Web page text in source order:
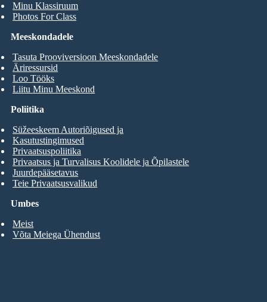
Minu Klassiruum
Photos For Class
Meeskondadele
Tasuta Prooviversioon Meeskondadele
Äriressursid
Loo Tööks
Liitu Minu Meeskond
Umbes
Meist
Võta Meiega Ühendust
Poliitika
Süžeeskeem Autoriõigused ja
Kasutustingimused
Privaatsuspoliitika
Privaatsus ja Turvalisus Koolidele ja Õpilastele
Juurdepääsetavus
Teie Privaatsusvalikud